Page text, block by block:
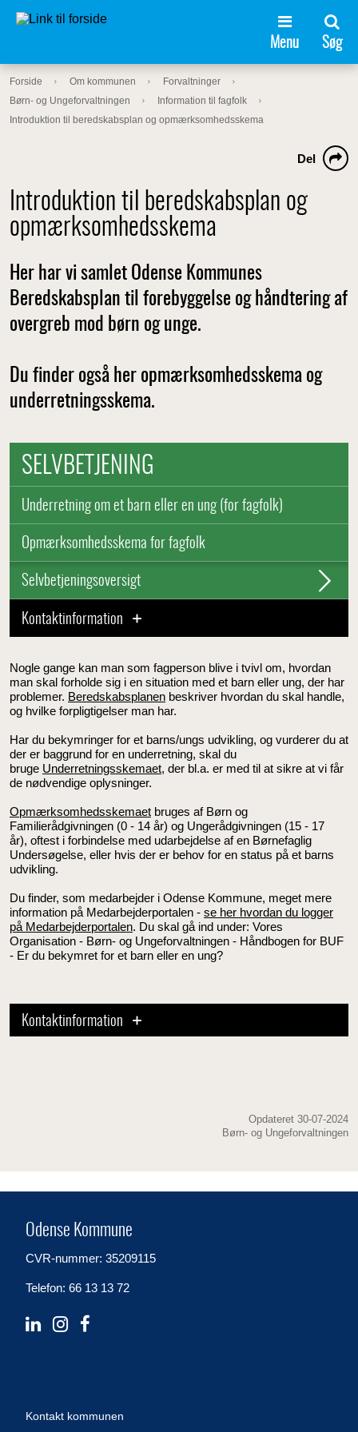
Menu Søg
Forside Om kommunen
Forvaltninger
Børn- og Ungeforvaltningen
Information til fagfolk
Introduktion til beredskabsplan og opmærksomhedsskema
Introduktion til beredskabsplan og
opmærksomhedsskema
Del
Her har vi samlet Odense Kommunes
Beredskabsplan til forebyggelse og håndtering af
overgreb mod børn og unge.
Du finder også her opmærksomhedsskema og
underretningsskema.
SELVBETJENING
Underretning om et barn eller en ung (for fagfolk)
Opmærksomhedsskema for fagfolk
Selvbetjeningsoversigt
Kontaktinformation
Nogle gange kan man som fagperson blive i tvivl om, hvordan
man skal forholde sig i en situation med et barn eller ung, der har
problemer. Beredskabsplanen beskriver hvordan du skal handle,
og hvilke forpligtigelser man har.
Har du bekymringer for et barns/ungs udvikling, og vurderer du at
der er baggrund for en underretning, skal du
bruge Underretningsskemaet, der bl.a. er med til at sikre at vi får
de nødvendige oplysninger.
Opmærksomhedsskemaet bruges af Børn og
Familierådgivningen (0 - 14 år) og Ungerådgivningen (15 - 17
år), oftest i forbindelse med udarbejdelse af en Børnefaglig
Undersøgelse, eller hvis der er behov for en status på et barns
udvikling.
Du finder, som medarbejder i Odense Kommune, meget mere
information på Medarbejderportalen - se her hvordan du logger
på Medarbejderportalen. Du skal gå ind under: Vores
Organisation - Børn- og Ungeforvaltningen - Håndbogen for BUF
- Er du bekymret for et barn eller en ung?
Kontaktinformation
Opdateret 30-07-2024
Børn- og Ungeforvaltningen
Odense Kommune
CVR-nummer: 35209115
Telefon: 66 13 13 72
Kontakt kommunen